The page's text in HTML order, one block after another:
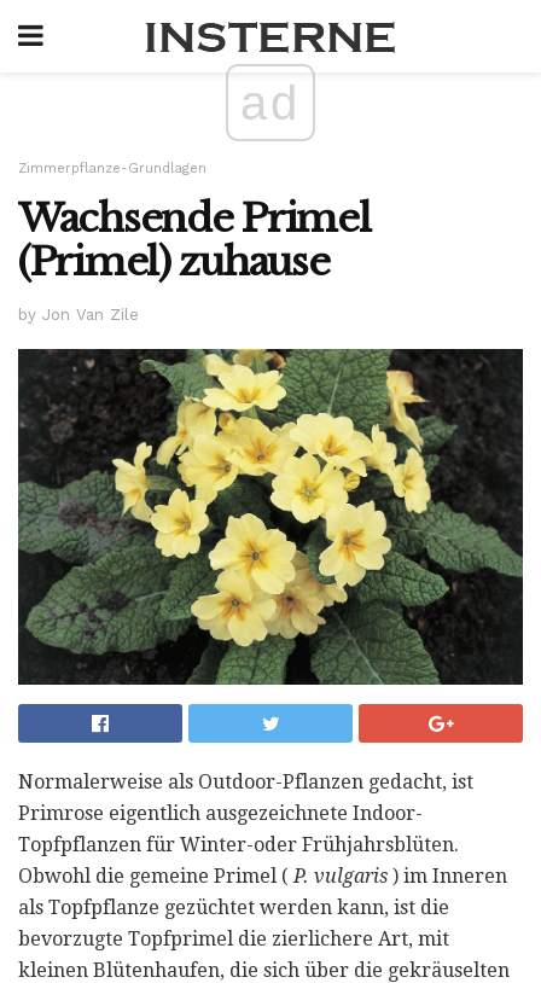
ad
Zimmerpflanze-Grundlagen
Wachsende Primel
(Primel) zuhause
by Jon Van Zile
Normalerweise als Outdoor-Pflanzen gedacht, ist
Primrose eigentlich ausgezeichnete Indoor-
Topfpflanzen für Winter-oder Frühjahrsblüten.
Obwohl die gemeine Primel ( P. vulgaris ) im Inneren
als Topfpflanze gezüchtet werden kann, ist die
bevorzugte Topfprimel die zierlichere Art, mit
kleinen Blütenhaufen, die sich über die gekräuselten